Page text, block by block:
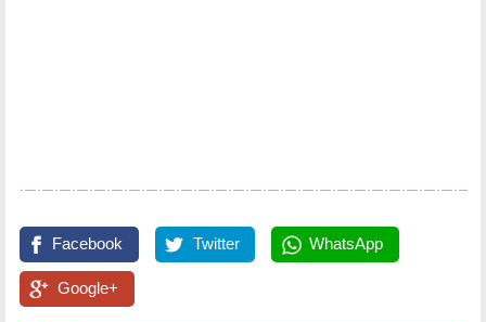
Facebook Twitter WhatsApp
Google+